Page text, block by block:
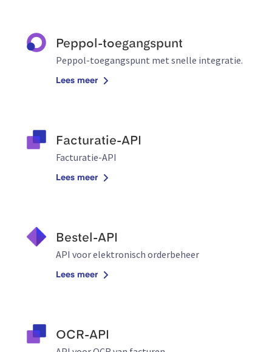
Peppol-toegangspunt
Peppol-toegangspunt met snelle integratie.
Lees meer
Facturatie-API
Facturatie-API
Lees meer
Bestel-API
API voor elektronisch orderbeheer
Lees meer
OCR-API